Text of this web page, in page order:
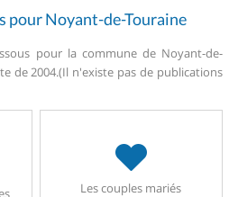
pour Noyant-de-Touraine
pour la commune de Noyant-de-
de 2004.(Il n'existe pas de publications
Les couples mariés